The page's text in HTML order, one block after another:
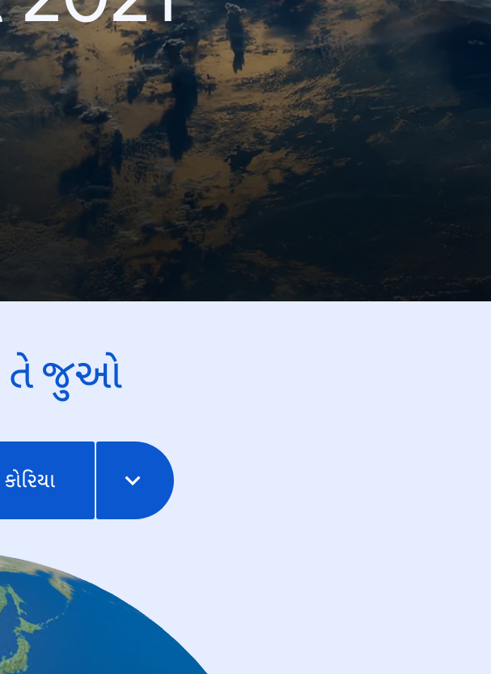
તે જુઓ